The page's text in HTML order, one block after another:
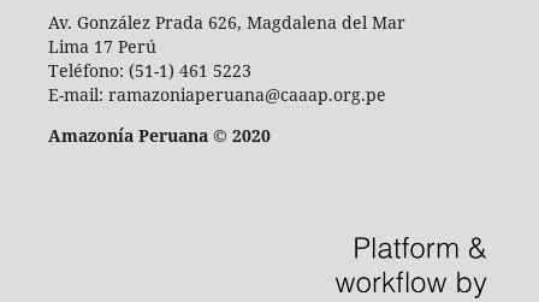
Av. González Prada 626, Magdalena del Mar
Lima 17 Perú
Teléfono: (51-1) 461 5223
E-mail: ramazoniaperuana@caaap.org.pe
Amazonía Peruana © 2020